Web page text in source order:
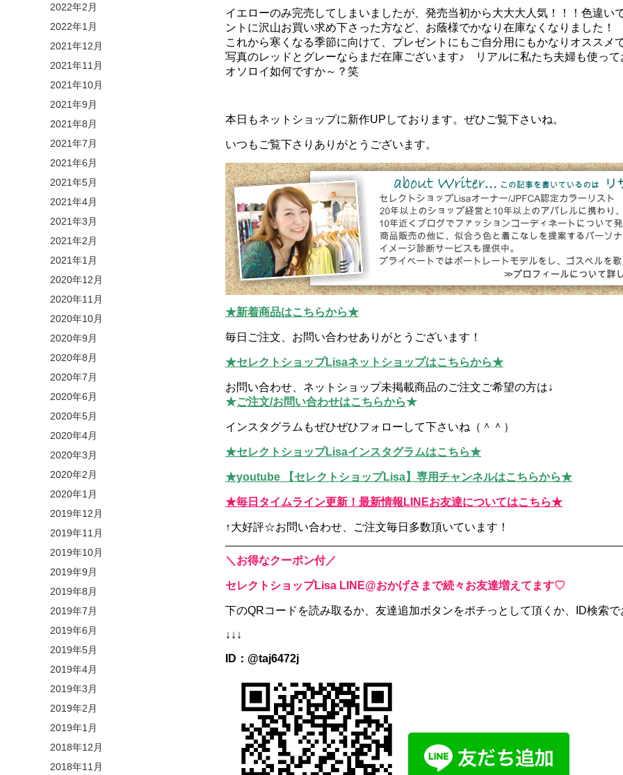
イエローのみ完売してしまいましたが、発売当初から大大大人気！！！色違い
ントに沢山お買い求め下さった方など、お蔭様でかなり在庫なくなりました！
これから寒くなる季節に向けて、プレゼントにもご自分用にもかなりオススメ
写真のレッドとグレーならまだ在庫ございます♪ リアルに私たち夫婦も使っ
オソロイ如何ですか～？笑
本日もネットショップに新作UPしております。ぜひご覧下さいね。
いつもご覧下さりありがとうございます。
★新着商品はこちらから★
毎日ご注文、お問い合わせありがとうございます！
★セレクトショップLisaネットショップはこちらから★
お問い合わせ、ネットショップ未掲載商品のご注文ご希望の方は↓
★ご注文/お問い合わせはこちらから★
インスタグラムもぜひぜひフォローして下さいね（＾＾）
★セレクトショップLisaインスタグラムはこちら★
★youtube 【セレクトショップLisa】専用チャンネルはこちらから★
★毎日タイムライン更新！最新情報LINEお友達についてはこちら★
↑大好評☆お問い合わせ、ご注文毎日多数頂いています！
＼お得なクーポン付／
セレクトショップLisa LINE@おかげさまで続々お友達増えてます♡
下のQRコードを読み取るか、 友達追加ボタンをポチっとして頂くか、 ID検索
↓↓↓
ID：@taj6472j
2022年2月
2022年1月
2021年12月
2021年11月
2021年10月
2021年9月
2021年8月
2021年7月
2021年6月
2021年5月
2021年4月
2021年3月
2021年2月
2021年1月
2020年12月
2020年11月
2020年10月
2020年9月
2020年8月
2020年7月
2020年6月
2020年5月
2020年4月
2020年3月
2020年2月
2020年1月
2019年12月
2019年11月
2019年10月
2019年9月
2019年8月
2019年7月
2019年6月
2019年5月
2019年4月
2019年3月
2019年2月
2019年1月
2018年12月
2018年11月